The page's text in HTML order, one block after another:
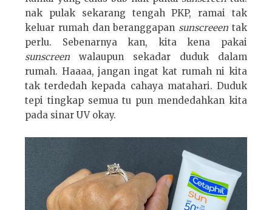
nak pulak sekarang tengah PKP, ramai tak
keluar rumah dan beranggapan sunscreeen tak
perlu. Sebenarnya kan, kita kena pakai
sunscreen walaupun sekadar duduk dalam
rumah. Haaaa, jangan ingat kat rumah ni kita
tak terdedah kepada cahaya matahari. Duduk
tepi tingkap semua tu pun mendedahkan kita
pada sinar UV okay.